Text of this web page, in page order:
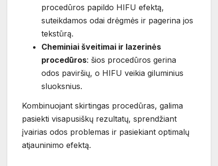
procedūros papildo HIFU efektą,
suteikdamos odai drėgmės ir pagerina jos
tekstūrą.
Cheminiai šveitimai ir lazerinės
procedūros: šios procedūros gerina
odos paviršių, o HIFU veikia giluminius
sluoksnius.
Kombinuojant skirtingas procedūras, galima
pasiekti visapusiškų rezultatų, sprendžiant
įvairias odos problemas ir pasiekiant optimalų
atjauninimo efektą.